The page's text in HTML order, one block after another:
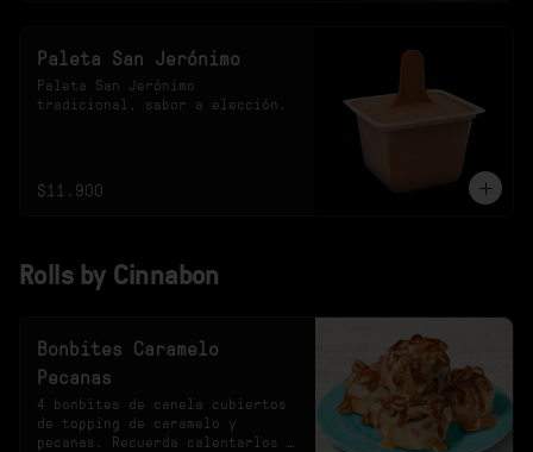
Paleta San Jerónimo
Paleta San Jerónimo
tradicional, sabor a elección.
$11.900
Rolls by Cinnabon
Bonbites Caramelo
Pecanas
4 bonbites de canela cubiertos
de topping de caramelo y
pecanas. Recuerda calentarlos